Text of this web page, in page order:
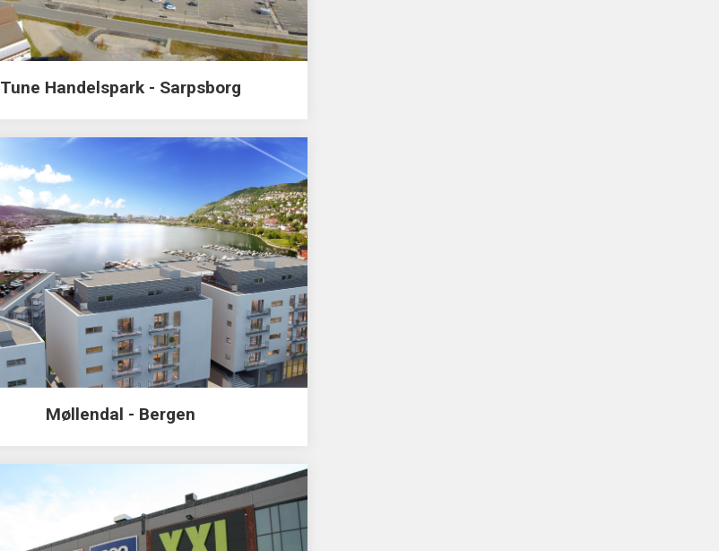
Tune Handelspark - Sarpsborg
Møllendal - Bergen